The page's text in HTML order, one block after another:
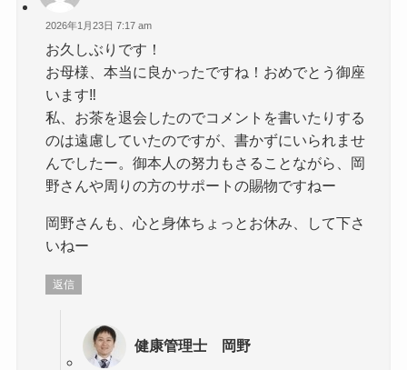
2026年1月23日 7:17 am
お久しぶりです！
お母様、本当に良かったですね！おめでとう御座
います‼️
私、お茶を退会したのでコメントを書いたりする
のは遠慮していたのですが、書かずにいられませ
んでしたー。御本人の努力もさることながら、岡
野さんや周りの方のサポートの賜物ですねー
岡野さんも、心と身体ちょっとお休み、して下さ
いねー
返信
健康管理士 岡野